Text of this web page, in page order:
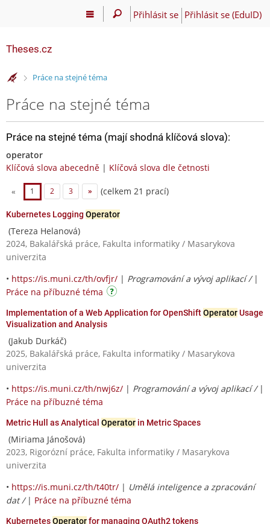
Přihlásit se Přihlásit se (EduID)
Theses.cz
>Práce na stejné téma
Práce na stejné téma
Práce na stejné téma (mají shodná klíčová slova):
operator
Klíčová slova abecedně | Klíčová slova dle četnosti
« 1 2 3 » (celkem 21 prací)
Kubernetes Logging Operator
(Tereza Helanová)
2024, Bakalářská práce, Fakulta informatiky / Masarykova
univerzita
• https://is.muni.cz/th/ovfjr/ | Programování a vývoj aplikací / |
Práce na příbuzné téma
Implementation of a Web Application for OpenShiftOperatorUsage
Visualization and Analysis
(Jakub Durkáč)
2025, Bakalářská práce, Fakulta informatiky / Masarykova
univerzita
• https://is.muni.cz/th/nwj6z/ | Programování a vývoj aplikací / |
Práce na příbuzné téma
Metric Hull as Analytical Operator in Metric Spaces
(Miriama Jánošová)
2023, Rigorózní práce, Fakulta informatiky / Masarykova
univerzita
• https://is.muni.cz/th/t40tr/ | Umělá inteligence a zpracování
dat / | Práce na příbuzné téma
KubernetesOperatorfor managing OAuth2 tokens